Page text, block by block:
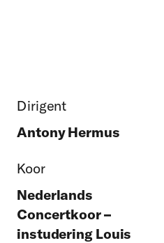
Dirigent
Antony Hermus
Koor
Nederlands
Concertkoor –
instudering Louis